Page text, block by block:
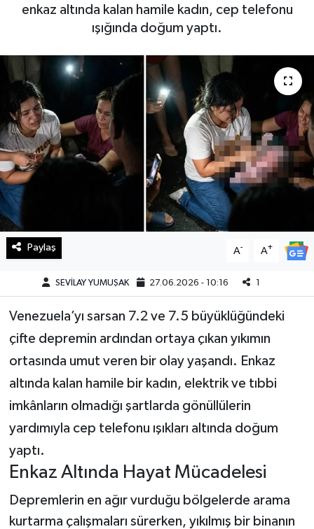
enkaz altında kalan hamile kadın, cep telefonu
ışığında doğum yaptı.
Paylaş A- A+
SEVİLAY YUMUŞAK 27.06.2026 - 10:16 1
Venezuela’yı sarsan 7.2 ve 7.5 büyüklüğündeki
çifte depremin ardından ortaya çıkan yıkımın
ortasında umut veren bir olay yaşandı. Enkaz
altında kalan hamile bir kadın, elektrik ve tıbbi
imkânların olmadığı şartlarda gönüllülerin
yardımıyla cep telefonu ışıkları altında doğum
yaptı.
Enkaz Altında Hayat Mücadelesi
Depremlerin en ağır vurduğu bölgelerde arama
kurtarma çalışmaları sürerken, yıkılmış bir binanın
Haberde İnsan
Kültür Sanat
Magazin
Manşet Altı
Manşetler
Sağlık
Spor
SürManşet
Teknoloji
Yaşam